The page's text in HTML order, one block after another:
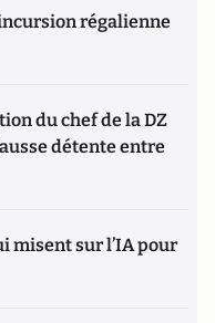
régalienne
du chef de la DZ
détente entre
misent sur l’IA pour